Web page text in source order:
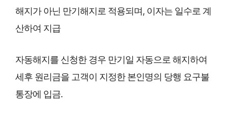
해지가 아닌 만기해지로 적용되며, 이자는 일수로 계
산하여 지급
자동해지를 신청한 경우 만기일 자동으로 해지하여
세후 원리금을 고객이 지정한 본인명의 당행 요구불
통장에 입금.